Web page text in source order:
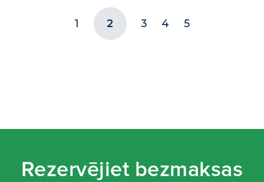
1 2 3 4 5
Rezervējiet bezmaksas